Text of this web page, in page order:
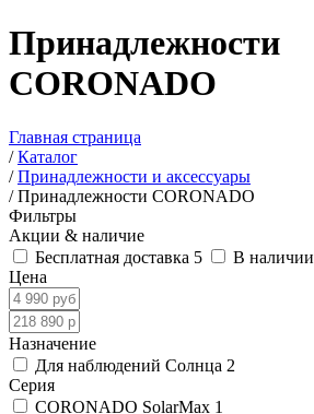
Принадлежности
CORONADO
Главная страница
/Каталог
/Принадлежности и аксессуары
/Принадлежности CORONADO
Фильтры
Акции & наличие
Бесплатная доставка 5 В наличии
Цена
Назначение
Для наблюдений Солнца 2
Серия
CORONADO SolarMax 1